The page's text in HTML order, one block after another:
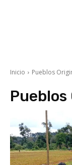
Inicio Pueblos